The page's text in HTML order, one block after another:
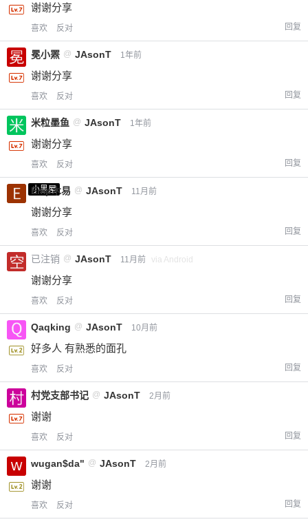
谢谢分享
喜欢 反对 回复
冕小罴 @ JAsonT 1年前
谢谢分享
喜欢 反对 回复
米粒墨鱼 @ JAsonT 1年前
谢谢分享
喜欢 反对 回复
小黑屋
Emp木易 @ JAsonT 11月前
谢谢分享
喜欢 反对 回复
已注销 @ JAsonT 11月前 via Android
谢谢分享
喜欢 反对 回复
Qaqking @ JAsonT 10月前
好多人 有熟悉的面孔
喜欢 反对 回复
村党支部书记 @ JAsonT 2月前
谢谢
喜欢 反对 回复
wugan$da" @ JAsonT 2月前
谢谢
喜欢 反对 回复